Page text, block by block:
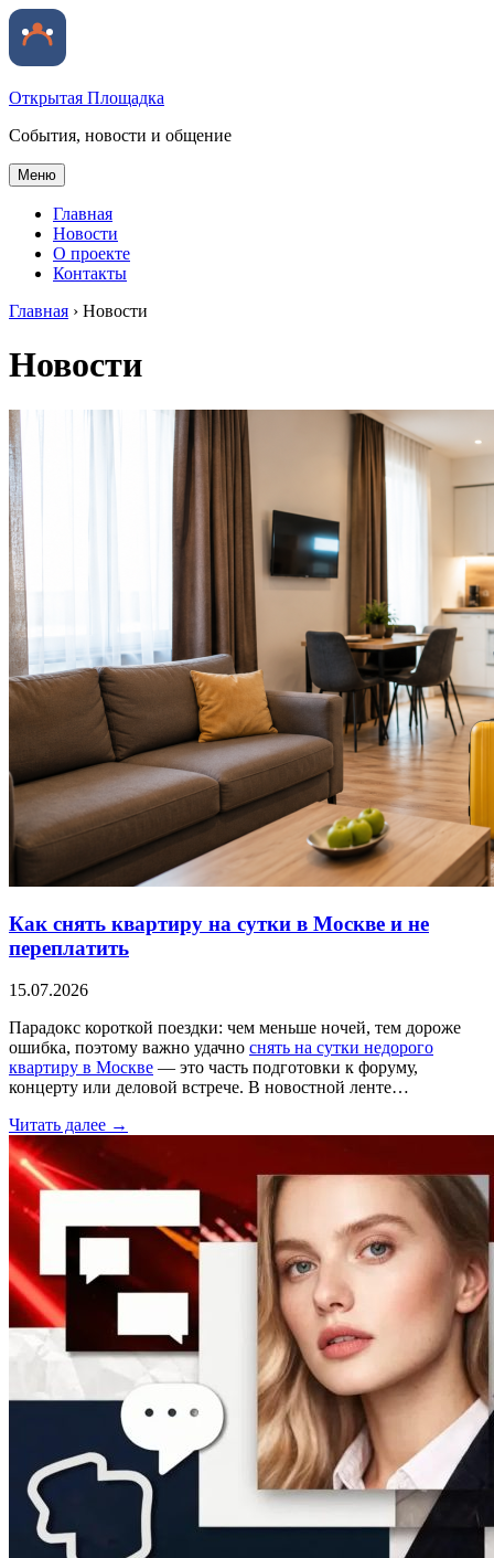
Открытая Площадка
События, новости и общение
Меню
Главная
Новости
О проекте
Контакты
Главная › Новости
Новости
Как снять квартиру на сутки в Москве и не
переплатить
15.07.2026
Парадокс короткой поездки: чем меньше ночей, тем дороже
ошибка, поэтому важно удачно снять на сутки недорого
квартиру в Москве — это часть подготовки к форуму,
концерту или деловой встрече. В новостной ленте…
Читать далее →